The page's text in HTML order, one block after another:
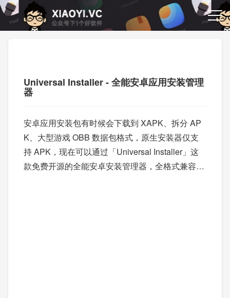
Universal Installer - 全能安卓应用安装管理
器
安卓应用安装包有时候会下载到 XAPK、拆分 AP
K、大型游戏 OBB 数据包格式，原生安装器仅支
持 APK，现在可以通过「Universal Installer」这
款免费开源的全能安卓安装管理器，全格式兼容、